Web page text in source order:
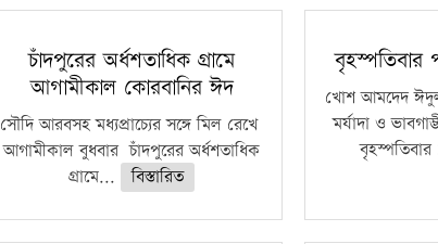
চাঁদপুরের অর্ধশতাধিক গ্রামে
আগামীকাল কোরবানির ঈদ
সৌদি আরবসহ মধ্যপ্রাচ্যের সঙ্গে মিল রেখে
আগামীকাল বুধবার চাঁদপুরের অর্ধশতাধিক
গ্রামে...
বিস্তারিত
খোশ আমদেদ
মর্যাদা ও